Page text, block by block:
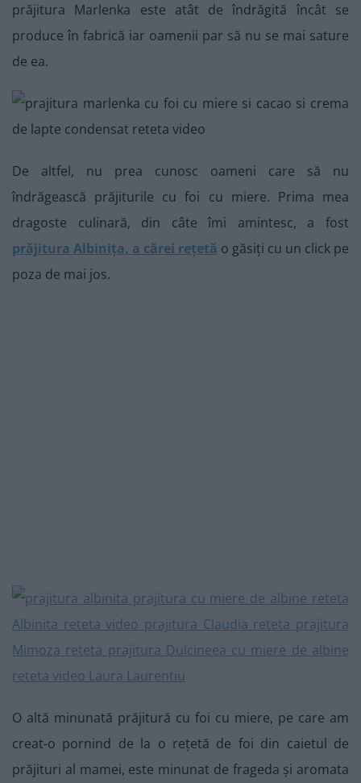
prăjitura Marlenka este atât de îndrăgită încât se
produce în fabrică iar oamenii par să nu se mai sature
de ea.
De altfel, nu prea cunosc oameni care să nu
îndrăgească prăjiturile cu foi cu miere. Prima mea
dragoste culinară, din câte îmi amintesc, a fost
prăjitura Albinița, a cărei rețetă o găsiți cu un click pe
poza de mai jos.
O altă minunată prăjitură cu foi cu miere, pe care am
creat-o pornind de la o rețetă de foi din caietul de
prăjituri al mamei, este minunat de frageda și aromata